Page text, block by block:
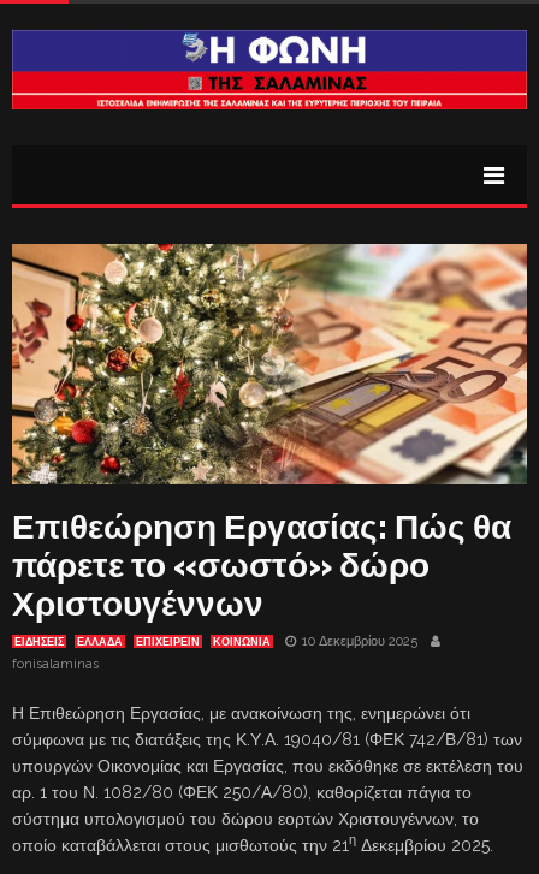
Επιθεώρηση Εργασίας: Πώς θα
πάρετε το «σωστό» δώρο
Χριστουγέννων
ΕΙΔΗΣΕΙΣ ΕΛΛΑΔΑ ΕΠΙΧΕΙΡΕΙΝ ΚΟΙΝΩΝΙΑ
10 Δεκεμβρίου 2025
fonisalaminas
Η Επιθεώρηση Εργασίας, με ανακοίνωση της, ενημερώνει ότι
σύμφωνα με τις διατάξεις της Κ.Υ.Α. 19040/81 (ΦΕΚ 742/Β/81) των
υπουργών Οικονομίας και Εργασίας, που εκδόθηκε σε εκτέλεση του
αρ. 1 του Ν. 1082/80 (ΦΕΚ 250/Α/80), καθορίζεται πάγια το
σύστημα υπολογισμού του δώρου εορτών Χριστουγέννων, το
οποίο καταβάλλεται στους μισθωτούς την 21η Δεκεμβρίου 2025.